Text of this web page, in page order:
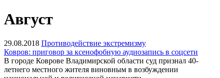
Август
29.08.2018 Противодействие экстремизму
Ковров: приговор за ксенофобную аудиозапись в соцсети
В городе Коврове Владимирской области суд признал 40-
летнего местного жителя виновным в возбуждении